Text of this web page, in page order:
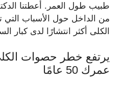
طبيب طول العمر. أعطتنا
من الداخل حول الأسباب
الكلى أكثر انتشارًا لدى كبار
يرتفع خطر حصوات
عمرك 50 عامًا